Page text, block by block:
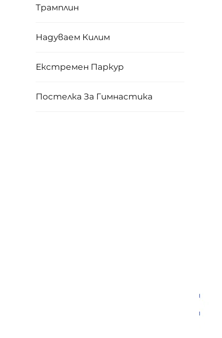
Трамплин
Надуваем Килим
Екстремен Паркур
Постелка За Гимнастика